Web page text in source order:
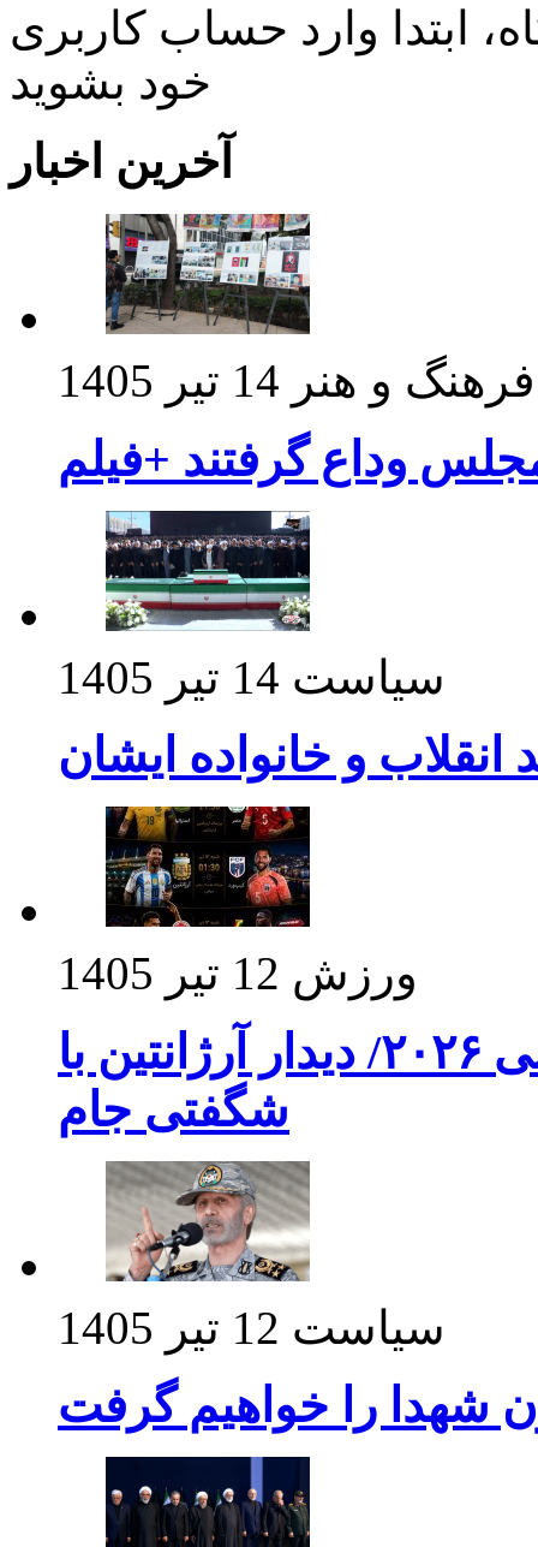
ابتدا وارد حساب كاربری
خود بشويد
آخرین اخبار
فرهنگ و هنر 14 تیر 1405
وداع گرفتند +فیلم
سیاست 14 تیر 1405
انقلاب و خانواده ایشان
ورزش 12 تیر 1405
برنامه بازی های امشب جام جهانی ۲۰۲۶/ دیدار آرژانتین با
شگفتی جام
سیاست 12 تیر 1405
شهدا را خواهیم گرفت